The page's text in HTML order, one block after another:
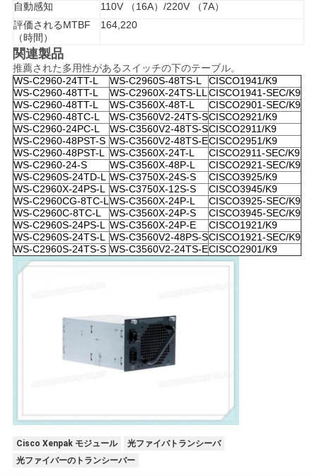
SITEMAP
プ
ラ
イ
バ
シ
ー
ポ
自動感知
110V （16A）/220V （7A）
評価されるMTBF
（時間）
164,220
関連製品
推薦された多用性があるスイッチの下のテーブル。
WS-C2960-24TT-L
WS-C2960S-48TS-L
CISCO1941/K9
WS-C2960-48TT-L
WS-C2960X-24TS-LLCISCO1941-SEC/K9
WS-C2960-48TT-L
WS-C3560X-48T-L
CISCO2901-SEC/K9
WS-C2960-48TC-L
WS-C3560V2-24TS-SCISCO2921/K9
WS-C2960-24PC-L
WS-C3560V2-48TS-SCISCO2911/K9
WS-C2960-48PST-S WS-C3560V2-48TS-ECISCO2951/K9
WS-C2960-48PST-L WS-C3560X-24T-L
CISCO2911-SEC/K9
WS-C2960-24-S
WS-C3560X-48P-L
CISCO2921-SEC/K9
WS-C2960S-24TD-L WS-C3750X-24S-S
CISCO3925/K9
WS-C2960X-24PS-L WS-C3750X-12S-S
CISCO3945/K9
WS-C2960CG-8TC-LWS-C3560X-24P-L
CISCO3925-SEC/K9
WS-C2960C-8TC-L
WS-C3560X-24P-S
CISCO3945-SEC/K9
WS-C2960S-24PS-L WS-C3560X-24P-E
CISCO1921/K9
WS-C2960S-24TS-L WS-C3560V2-48PS-SCISCO1921-SEC/K9
WS-C2960S-24TS-S WS-C3560V2-24TS-ECISCO2901/K9
Cisco Xenpak モジュール
光ファイバトランシーバ
光ファイバーのトランシーバー